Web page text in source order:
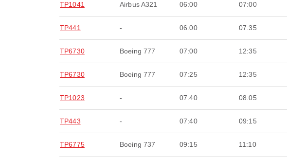
TP1041 Airbus A321 06:00 07:00
TP441 - 06:00 07:35
TP6730 Boeing 777 07:00 12:35
TP6730 Boeing 777 07:25 12:35
TP1023 - 07:40 08:05
TP443 - 07:40 09:15
TP6775 Boeing 737 09:15 11:10